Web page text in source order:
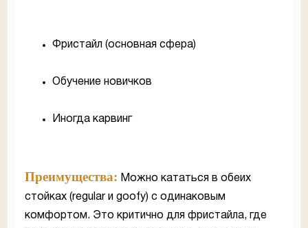
Фристайл (основная сфера)
Обучение новичков
Иногда карвинг
Преимущества: Можно кататься в обеих
стойках (regular и goofy) с одинаковым
комфортом. Это критично для фристайла, где